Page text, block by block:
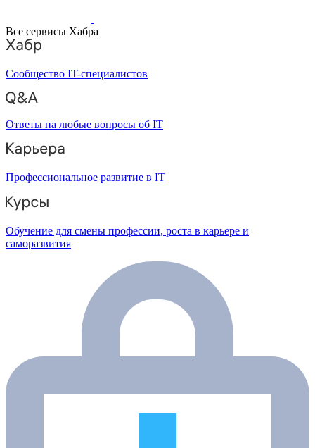
Все сервисы Хабра
Сообщество IT-специалистов
Ответы на любые вопросы об IT
Профессиональное развитие в IT
Обучение для смены профессии, роста в карьере и
саморазвития